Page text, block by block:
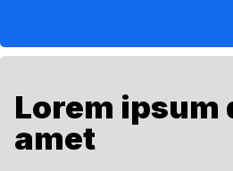
Lorem ipsum
amet